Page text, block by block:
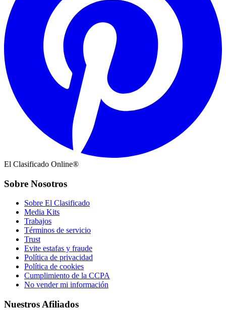
El Clasificado Online®
Sobre Nosotros
Sobre El Clasificado
Media Kits
Trabajos
Términos de servicio
Trust
Evite estafas y fraude
Política de privacidad
Política de cookies
Cumplimiento de la CCPA
No vender mi información
Nuestros Afiliados